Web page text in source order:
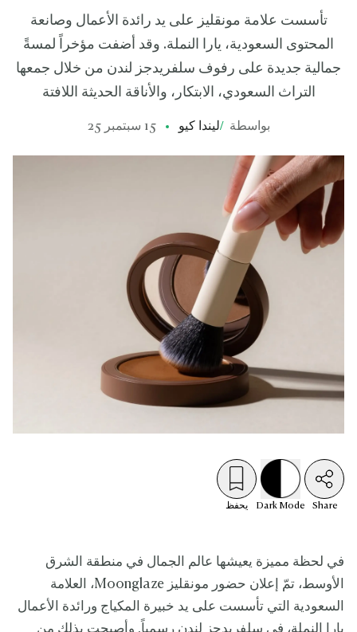
تأسست علامة مونقليز على يد رائدة الأعمال وصانعة
المحتوى السعودية، يارا النملة. وقد أضفت مؤخراً لمسةً
جمالية جديدة على رفوف سلفريدجز لندن من خلال جمعها
التراث السعودي، الابتكار، والأناقة الحديثة اللافتة
بواسطة /ليندا كيو 15 سبتمبر 25
Share
Dark Mode يحفظ
في لحظة مميزة يعيشها عالم الجمال في منطقة الشرق
الأوسط، تمّ إعلان حضور مونقليز Moonglaze، العلامة
السعودية التي تأسست على يد خبيرة المكياج ورائدة الأعمال
يارا النملة، في سلفريدجز لندن رسمياً. وأصبحت بذلك من